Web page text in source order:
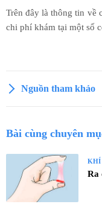
Trên đây là thông tin về
chi phí khám tại một số
Nguồn tham khảo
Bài cùng chuyên
KHÍ
Ra